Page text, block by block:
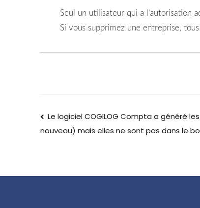
Seul un utilisateur qui a l’autorisation
Si vous supprimez une entreprise,
Le logiciel COGILOG Compta a généré
nouveau) mais elles ne sont pas dans le